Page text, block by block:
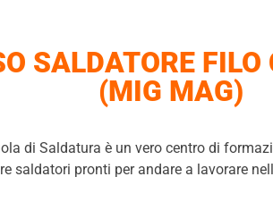
SALDATORE FILO
(MIG MAG)
di Saldatura è un vero centro di
saldatori pronti per andare a lavorare